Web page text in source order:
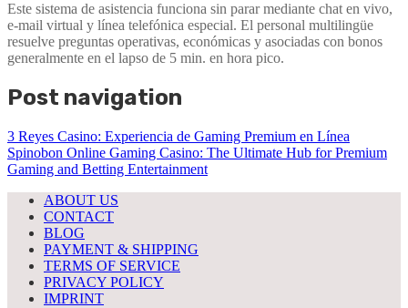
Este sistema de asistencia funciona sin parar mediante chat en vivo,
e-mail virtual y línea telefónica especial. El personal multilingüe
resuelve preguntas operativas, económicas y asociadas con bonos
generalmente en el lapso de 5 min. en hora pico.
Post navigation
3 Reyes Casino: Experiencia de Gaming Premium en Línea
Spinobon Online Gaming Casino: The Ultimate Hub for Premium
Gaming and Betting Entertainment
ABOUT US
CONTACT
BLOG
PAYMENT & SHIPPING
TERMS OF SERVICE
PRIVACY POLICY
IMPRINT